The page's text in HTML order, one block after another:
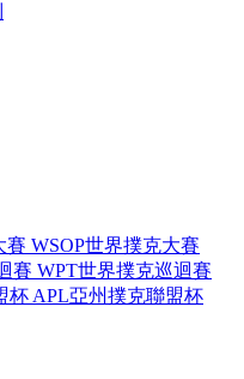
WSOP世界撲克大賽
WPT世界撲克巡迴賽
APL亞州撲克聯盟杯